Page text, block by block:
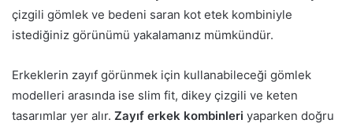
çizgili gömlek ve bedeni saran kot etek kombiniyle
istediğiniz görünümü yakalamanız mümkündür.
Erkeklerin zayıf görünmek için kullanabileceği gömlek
modelleri arasında ise slim fit, dikey çizgili ve keten
tasarımlar yer alır. Zayıf erkek kombinleri yaparken doğru